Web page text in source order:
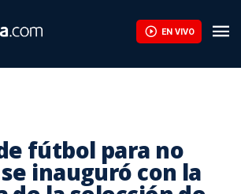
EN VIVO
fútbol para no
inauguró con la